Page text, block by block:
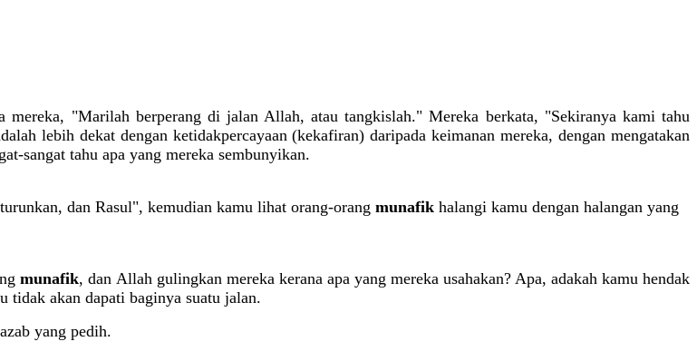
mereka, "Marilah berperang di jalan Allah, atau tangkislah." Mereka berkata, "Sekiranya kami tahu
lebih dekat dengan ketidakpercayaan (kekafiran) daripada keimanan mereka, dengan mengatakan
sangat tahu apa yang mereka sembunyikan.
dan Rasul", kemudian kamu lihat orang-orang munafik halangi kamu dengan halangan yang
munafik, dan Allah gulingkan mereka kerana apa yang mereka usahakan? Apa, adakah kamu hendak
tidak akan dapati baginya suatu jalan.
yang pedih.